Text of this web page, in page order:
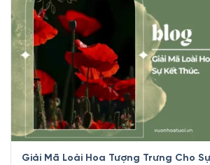
Giải Mã Loài Hoa Tượng Trưng Cho